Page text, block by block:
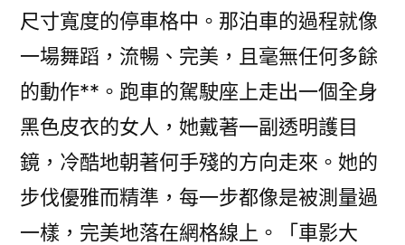
尺寸寬度的停車格中。那泊車的過程就像
一場舞蹈，流暢、完美，且毫無任何多餘
的動作**。跑車的駕駛座上走出一個全身
黑色皮衣的女人，她戴著一副透明護目
鏡，冷酷地朝著何手殘的方向走來。她的
步伐優雅而精準，每一步都像是被測量過
一樣，完美地落在網格線上。「車影大